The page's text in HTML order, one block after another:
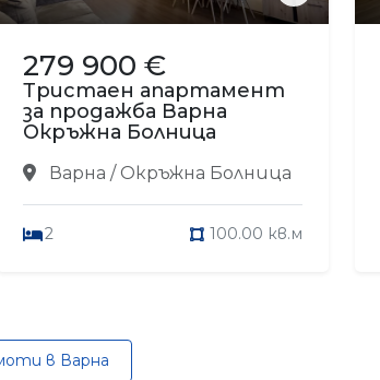
279 900 €
Тристаен апартамент
за продажба Варна
Окръжна Болница
Варна / Окръжна Болница
2 100.00 кв.м
в Варна